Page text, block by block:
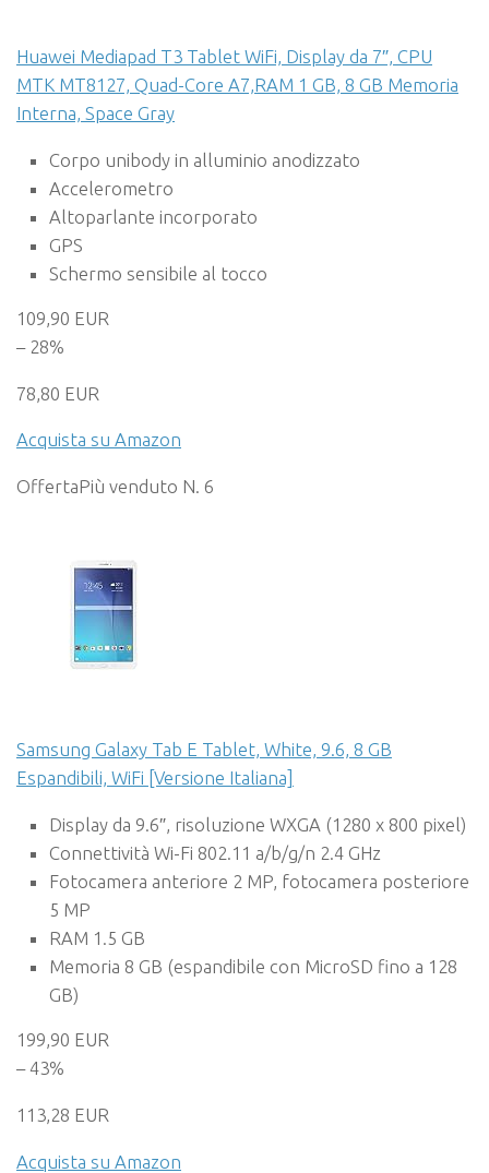
Huawei Mediapad T3 Tablet WiFi, Display da 7″, CPU
MTK MT8127, Quad-Core A7,RAM 1 GB, 8 GB Memoria
Interna, Space Gray
Corpo unibody in alluminio anodizzato
Accelerometro
Altoparlante incorporato
GPS
Schermo sensibile al tocco
109,90 EUR
– 28%
78,80 EUR
Acquista su Amazon
OffertaPiù venduto N. 6
Samsung Galaxy Tab E Tablet, White, 9.6, 8 GB
Espandibili, WiFi [Versione Italiana]
Display da 9.6″, risoluzione WXGA (1280 x 800 pixel)
Connettività Wi-Fi 802.11 a/b/g/n 2.4 GHz
Fotocamera anteriore 2 MP, fotocamera posteriore
5 MP
RAM 1.5 GB
Memoria 8 GB (espandibile con MicroSD fino a 128
GB)
199,90 EUR
– 43%
113,28 EUR
Acquista su Amazon